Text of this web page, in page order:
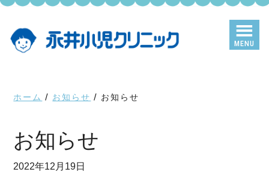
MENU
Skip
main
content
Skip
primary
sidebar
ホーム / お知らせ / お知らせ
お知らせ
2022年12月19日